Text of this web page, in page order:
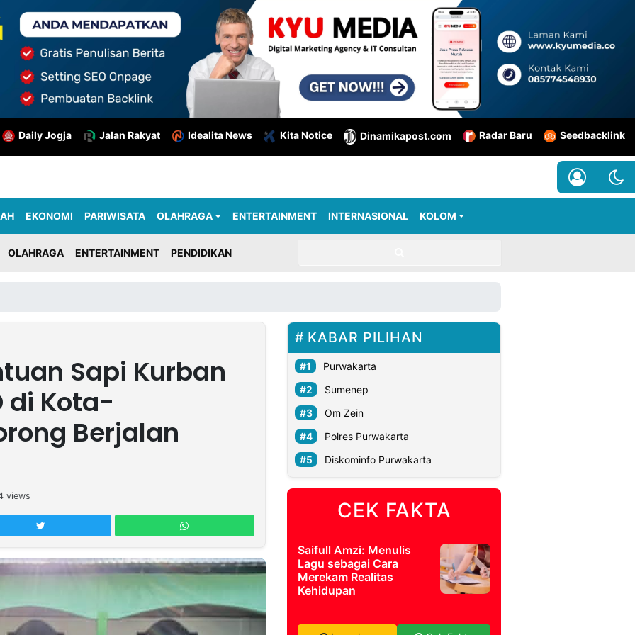
Daily Jogja Jalan Rakyat Idealita News Kita Notice Dinamikapost.com Radar Baru Seedbacklink
EKONOMI PARIWISATA OLAHRAGA ENTERTAINMENT INTERNASIONAL KOLOM
OLAHRAGA ENTERTAINMENT PENDIDIKAN
Sapi Kurban
di Kota-
Berjalan
views
KABAR PILIHAN
Purwakarta
Sumenep
Om Zein
Polres Purwakarta
Diskominfo Purwakarta
CEK FAKTA
Saifull Amzi: Menulis
Lagu sebagai Cara
Merekam Realitas
Kehidupan